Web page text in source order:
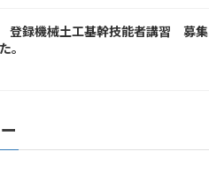
登録機械土工基幹技能者講習 募集
。